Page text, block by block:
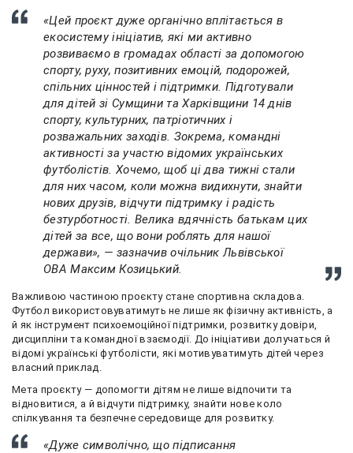
«Цей проєкт дуже органічно вплітається в
екосистему ініціатив, які ми активно
розвиваємо в громадах області за допомогою
спорту, руху, позитивних емоцій, подорожей,
спільних цінностей і підтримки. Підготували
для дітей зі Сумщини та Харківщини 14 днів
спорту, культурних, патріотичних і
розважальних заходів. Зокрема, командні
активності за участю відомих українських
футболістів. Хочемо, щоб ці два тижні стали
для них часом, коли можна видихнути, знайти
нових друзів, відчути підтримку і радість
безтурботності. Велика вдячність батькам цих
дітей за все, що вони роблять для нашої
держави», — зазначив очільник Львівської
ОВА Максим Козицький.
Важливою частиною проєкту стане спортивна складова.
Футбол використовуватимуть не лише як фізичну активність, а
й як інструмент психоемоційної підтримки, розвитку довіри,
дисципліни та командної взаємодії. До ініціативи долучаться й
відомі українські футболісти, які мотивуватимуть дітей через
власний приклад.
Мета проєкту — допомогти дітям не лише відпочити та
відновитися, а й відчути підтримку, знайти нове коло
спілкування та безпечне середовище для розвитку.
«Дуже символічно, що підписання